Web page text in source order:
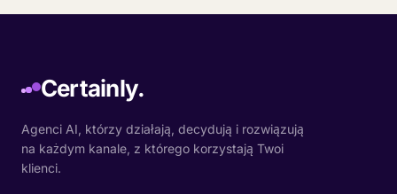
Certainly.
Agenci AI, którzy działają, decydują i rozwiązują
na każdym kanale, z którego korzystają Twoi
klienci.